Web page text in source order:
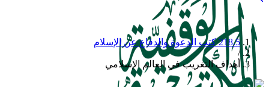
218.5 كتب الدعوة والدفاع عن الإسلام
/
أهداف التغريب في العالم الإسلامي